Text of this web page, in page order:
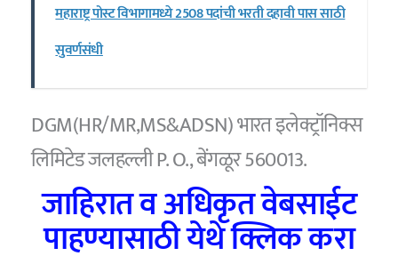
महाराष्ट्र पोस्ट विभागामध्ये 2508 पदांची भरती दहावी पास साठी
सुवर्णसंधी
DGM(HR/MR,MS&ADSN) भारत इलेक्ट्रॉनिक्स
लिमिटेड जलहल्ली P. O., बेंगळूर 560013.
जाहिरात व अधिकृत वेबसाईट
पाहण्यासाठी येथे क्लिक करा